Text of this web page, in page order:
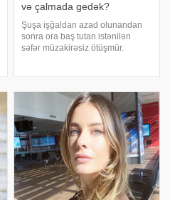
və çalmada gedək?
Şuşa işğaldan azad olunandan
sonra ora baş tutan istənilən
səfər müzakirəsiz ötüşmür.
əylənib şəkil çəkdirməsi, gah da
kiminsə spirtl